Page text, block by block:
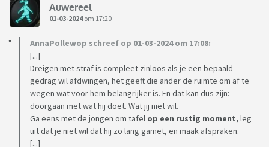
Auwereel
01-03-2024om 17:20
AnnaPollewop schreef op 01-03-2024 om 17:08:
[...]
Dreigen met straf is compleet zinloos als je een bepaald
gedrag wil afdwingen, het geeft die ander de ruimte om af te
wegen wat voor hem belangrijker is. En dat kan dus zijn:
doorgaan met wat hij doet. Wat jij niet wil.
Ga eens met de jongen om tafel op een rustig moment,leg
uit dat je niet wil dat hij zo lang gamet, en maak afspraken.
[...]